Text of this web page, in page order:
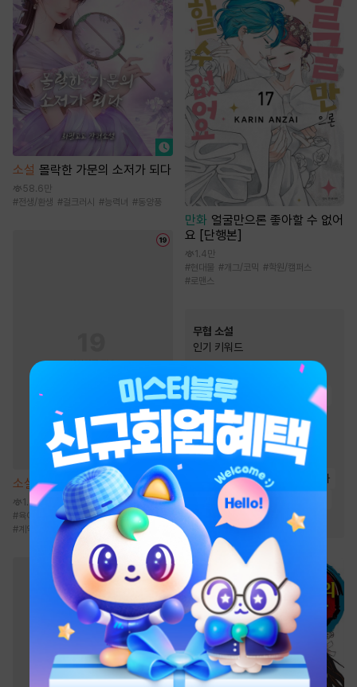
소설 몰락한 가문의 소저가 되다
58.6만
#전생/환생 #걸크러시 #능력녀 #동양풍
소설 이중 이혼 합의서 [단행본]
1.9만
#육아물 시월드 #소유욕/집착
# 계약연애/결혼 #상처녀
만화 얼굴만으론 좋아할 수 없어
요 [단행본]
1.4만
#현대물 #개그/코믹 #학원/캠퍼스
#로맨스
무협 소설
인기 키워드
정파
유쾌함
#먼치킨
통쾌함
#잔잔함 #차원이동물
# 천하제일인 #
복수물
#사이다물 #생존물
비장함 #마교
검객/무사
성장물 #빙의물
#
천마 환생물